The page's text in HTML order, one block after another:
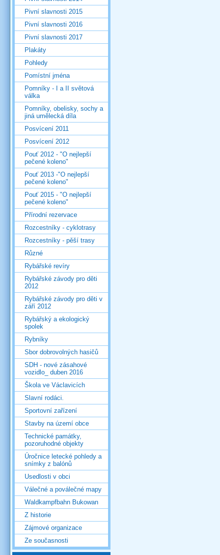
Pivní slavnosti 2015
Pivní slavnosti 2016
Pivní slavnosti 2017
Plakáty
Pohledy
Pomístní jména
Pomníky - I a II světová
válka
Pomníky, obelisky, sochy a
jiná umělecká díla
Posvícení 2011
Posvícení 2012
Pouť 2012 - "O nejlepší
pečené koleno"
Pouť 2013 -"O nejlepší
pečené koleno"
Pouť 2015 - "O nejlepší
pečené koleno"
Přírodní rezervace
Rozcestníky - cyklotrasy
Rozcestníky - pěší trasy
Různé
Rybářské revíry
Rybářské závody pro děti
2012
Rybářské závody pro děti v
září 2012
Rybářský a ekologický
spolek
Rybníky
Sbor dobrovolných hasičů
SDH - nové zásahové
vozidlo_ duben 2016
Škola ve Václavicích
Slavní rodáci.
Sportovní zařízení
Stavby na území obce
Technické památky,
pozoruhodné objekty
Úročnice letecké pohledy a
snímky z balónů
Usedlosti v obci
Válečné a poválečné mapy
Waldkampfbahn Bukowan
Z historie
Zájmové organizace
Ze současnosti